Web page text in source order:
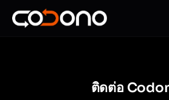
ติดต่อ